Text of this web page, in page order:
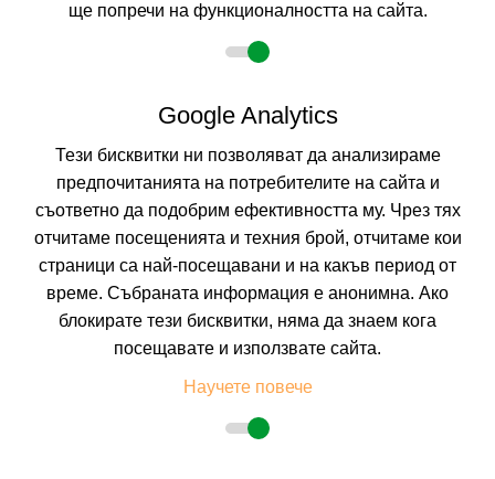
2 възрастни
Описание
Хотел ДИАМАНТ **** Слънчев бряг
Курорт: Слънчев бряг
Местоположение:
Хотелът се намира в центъра на Слънчев бряг,
на около 350 метра от плажа. Хотелът е подходящ не само за
семейства, но и за млади хора, тъй като се намира в
непосредствена близост до места за развлечения.
пясъчен, на 350 метра от хотела. Морското дъно е равно, с
лесен достъп. Плажът е носител на наградата "Син флаг".
Пететажният хотел разполага с 300 двойни стаи и 3
ще попречи на функционалността на сайта.
Google Analytics
Тези бисквитки ни позволяват да анализираме
предпочитанията на потребителите на сайта и
съответно да подобрим ефективността му. Чрез тях
отчитаме посещенията и техния брой, отчитаме кои
страници са най-посещавани и на какъв период от
време. Събраната информация е анонимна. Ако
блокирате тези бисквитки, няма да знаем кога
посещавате и използвате сайта.
Научете повече